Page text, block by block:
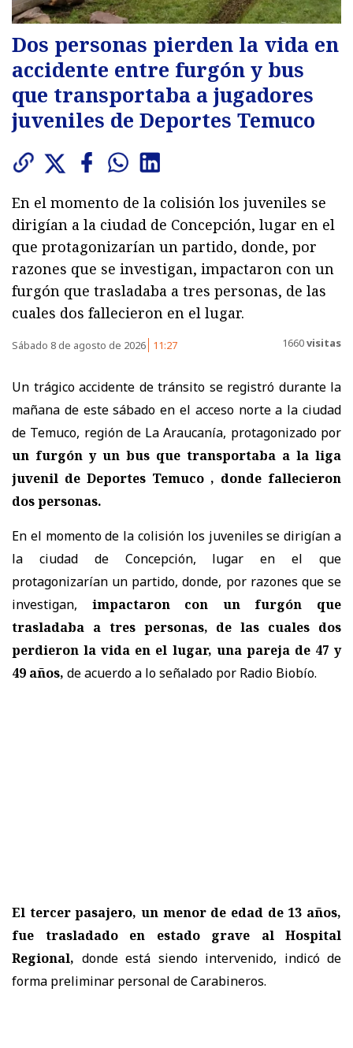
Dos personas pierden la vida en
accidente entre furgón y bus
que transportaba a jugadores
juveniles de Deportes Temuco
En el momento de la colisión los juveniles se
dirigían a la ciudad de Concepción, lugar en el
que protagonizarían un partido, donde, por
razones que se investigan, impactaron con un
furgón que trasladaba a tres personas, de las
cuales dos fallecieron en el lugar.
Sábado 8 de agosto de 2026 11:27 1660visitas
Un trágico accidente de tránsito se registró durante la
mañana de este sábado en el acceso norte a la ciudad
de Temuco, región de La Araucanía, protagonizado por
un furgón y un bus que transportaba a la liga
juvenil de Deportes Temuco , donde fallecieron
dos personas.
En el momento de la colisión los juveniles se dirigían a
la ciudad de Concepción, lugar en el que
protagonizarían un partido, donde, por razones que se
investigan, impactaron con un furgón que
trasladaba a tres personas, de las cuales dos
perdieron la vida en el lugar, una pareja de47 y
49 años, de acuerdo a lo señalado por Radio Biobío.
El tercer pasajero, un menor de edad de 13 años,
fue trasladado en estado grave al Hospital
Regional, donde está siendo intervenido, indicó de
forma preliminar personal de Carabineros.